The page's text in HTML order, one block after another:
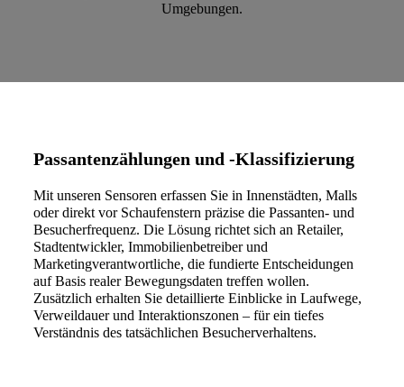
Umgebungen.
Passantenzählungen und -Klassifizierung
Mit unseren Sensoren erfassen Sie in Innenstädten, Malls
oder direkt vor Schaufenstern präzise die Passanten- und
Besucherfrequenz. Die Lösung richtet sich an Retailer,
Stadtentwickler, Immobilienbetreiber und
Marketingverantwortliche, die fundierte Entscheidungen
auf Basis realer Bewegungsdaten treffen wollen.
Zusätzlich erhalten Sie detaillierte Einblicke in Laufwege,
Verweildauer und Interaktionszonen – für ein tiefes
Verständnis des tatsächlichen Besucherverhaltens.